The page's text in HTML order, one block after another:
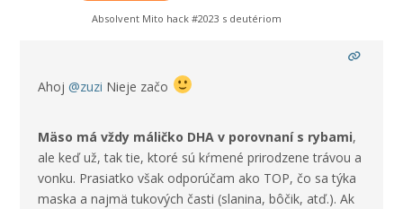
Absolvent Mito hack #2023 s deutériom
Ahoj@zuzi Nieje začo
Mäso má vždy máličko DHA v porovnaní s rybami,
ale keď už, tak tie, ktoré sú kŕmené prirodzene trávou a
vonku. Prasiatko však odporúčam ako TOP, čo sa týka
maska a najmä tukových časti (slanina, bôčik, atď.). Ak